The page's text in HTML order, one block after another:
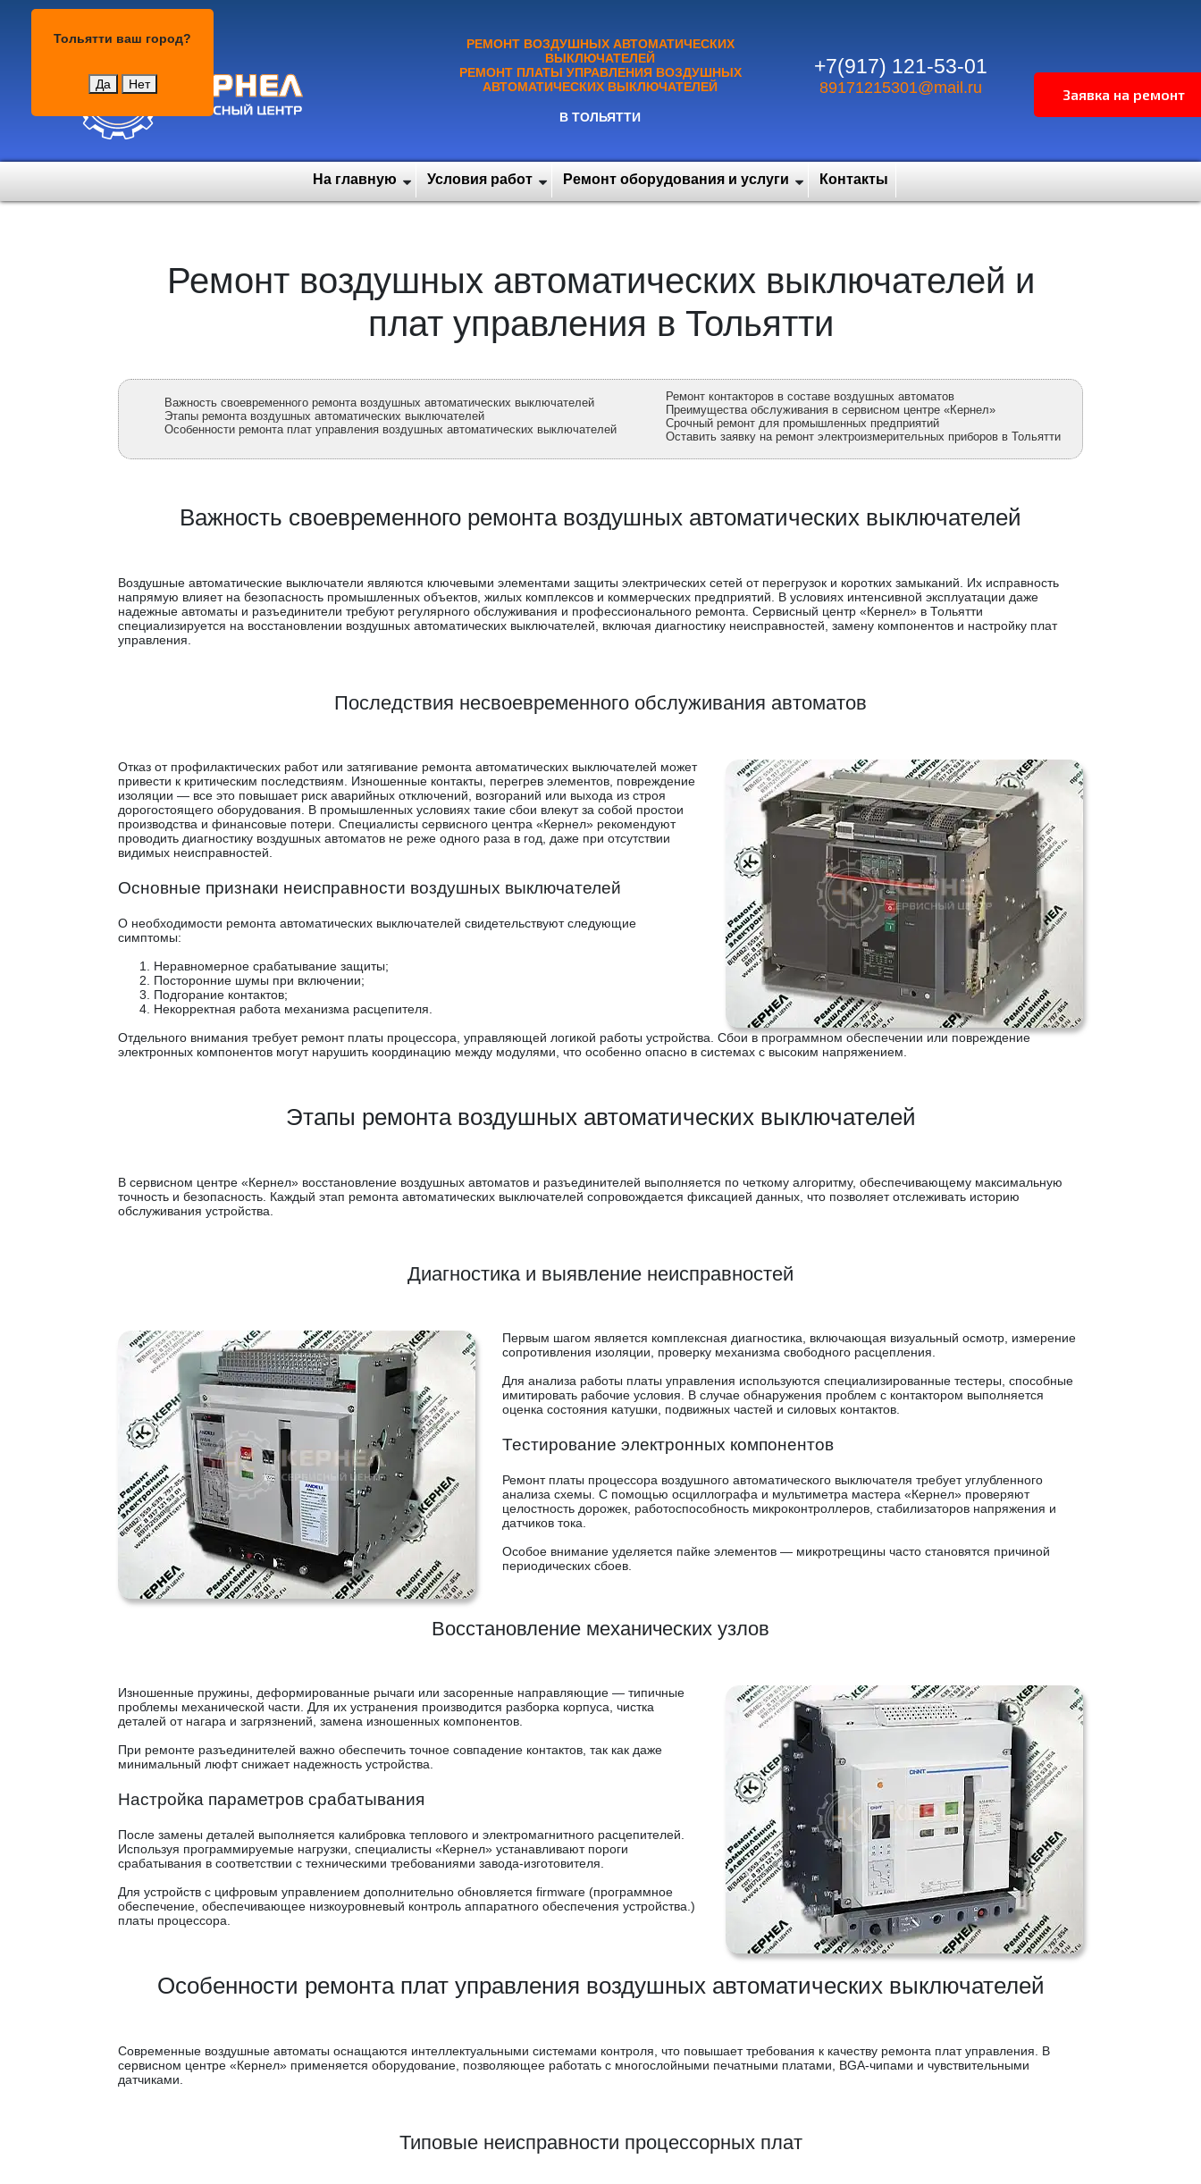
Тольятти ваш город?
Да Нет
РЕМОНТ ВОЗДУШНЫХ АВТОМАТИЧЕСКИХ
ВЫКЛЮЧАТЕЛЕЙ
РЕМОНТ ПЛАТЫ УПРАВЛЕНИЯ ВОЗДУШНЫХ
АВТОМАТИЧЕСКИХ ВЫКЛЮЧАТЕЛЕЙ
В ТОЛЬЯТТИ
+7(917) 121-53-01
89171215301@mail.ru
На главную Условия работ Ремонт оборудования и услуги Контакты
Ремонт воздушных автоматических выключателей и
плат управления в Тольятти
Важность своевременного ремонта воздушных автоматических выключателей
Этапы ремонта воздушных автоматических выключателей
Особенности ремонта плат управления воздушных автоматических выключателей
Ремонт контакторов в составе воздушных автоматов
Преимущества обслуживания в сервисном центре «Кернел»
Срочный ремонт для промышленных предприятий
Оставить заявку на ремонт электроизмерительных приборов в Тольятти
Важность своевременного ремонта воздушных автоматических выключателей
Воздушные автоматические выключатели являются ключевыми элементами защиты электрических сетей от перегрузок и коротких замыканий. Их исправность
напрямую влияет на безопасность промышленных объектов, жилых комплексов и коммерческих предприятий. В условиях интенсивной эксплуатации даже
надежные автоматы и разъединители требуют регулярного обслуживания и профессионального ремонта. Сервисный центр «Кернел» в Тольятти
специализируется на восстановлении воздушных автоматических выключателей, включая диагностику неисправностей, замену компонентов и настройку плат
управления.
Последствия несвоевременного обслуживания автоматов
Отказ от профилактических работ или затягивание ремонта автоматических выключателей может
привести к критическим последствиям. Изношенные контакты, перегрев элементов, повреждение
изоляции — все это повышает риск аварийных отключений, возгораний или выхода из строя
дорогостоящего оборудования. В промышленных условиях такие сбои влекут за собой простои
производства и финансовые потери. Специалисты сервисного центра «Кернел» рекомендуют
проводить диагностику воздушных автоматов не реже одного раза в год, даже при отсутствии
видимых неисправностей.
Основные признаки неисправности воздушных выключателей
О необходимости ремонта автоматических выключателей свидетельствуют следующие
симптомы:
Неравномерное срабатывание защиты;
Посторонние шумы при включении;
Подгорание контактов;
Некорректная работа механизма расцепителя.
Отдельного внимания требует ремонт платы процессора, управляющей логикой работы устройства. Сбои в программном обеспечении или повреждение
электронных компонентов могут нарушить координацию между модулями, что особенно опасно в системах с высоким напряжением.
Этапы ремонта воздушных автоматических выключателей
В сервисном центре «Кернел» восстановление воздушных автоматов и разъединителей выполняется по четкому алгоритму, обеспечивающему максимальную
точность и безопасность. Каждый этап ремонта автоматических выключателей сопровождается фиксацией данных, что позволяет отслеживать историю
обслуживания устройства.
Диагностика и выявление неисправностей
Первым шагом является комплексная диагностика, включающая визуальный осмотр, измерение
сопротивления изоляции, проверку механизма свободного расцепления.
Для анализа работы платы управления используются специализированные тестеры, способные
имитировать рабочие условия. В случае обнаружения проблем с контактором выполняется
оценка состояния катушки, подвижных частей и силовых контактов.
Тестирование электронных компонентов
Ремонт платы процессора воздушного автоматического выключателя требует углубленного
анализа схемы. С помощью осциллографа и мультиметра мастера «Кернел» проверяют
целостность дорожек, работоспособность микроконтроллеров, стабилизаторов напряжения и
датчиков тока.
Особое внимание уделяется пайке элементов — микротрещины часто становятся причиной
периодических сбоев.
Восстановление механических узлов
Изношенные пружины, деформированные рычаги или засоренные направляющие — типичные
проблемы механической части. Для их устранения производится разборка корпуса, чистка
деталей от нагара и загрязнений, замена изношенных компонентов.
При ремонте разъединителей важно обеспечить точное совпадение контактов, так как даже
минимальный люфт снижает надежность устройства.
Настройка параметров срабатывания
После замены деталей выполняется калибровка теплового и электромагнитного расцепителей.
Используя программируемые нагрузки, специалисты «Кернел» устанавливают пороги
срабатывания в соответствии с техническими требованиями завода-изготовителя.
Для устройств с цифровым управлением дополнительно обновляется firmware (программное
обеспечение, обеспечивающее низкоуровневый контроль аппаратного обеспечения устройства.)
платы процессора.
Особенности ремонта плат управления воздушных автоматических выключателей
Современные воздушные автоматы оснащаются интеллектуальными системами контроля, что повышает требования к качеству ремонта плат управления. В
сервисном центре «Кернел» применяется оборудование, позволяющее работать с многослойными печатными платами, BGA-чипами и чувствительными
датчиками.
Типовые неисправности процессорных плат